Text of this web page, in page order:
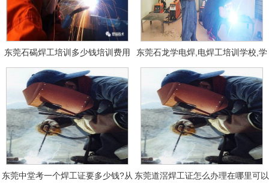
东莞石碣焊工培训多少钱培训费用
东莞石龙学电焊,电焊工培训学校,学
费多少钱?
东莞中堂考一个焊工证要多少钱?从 东莞道滘焊工证怎么办理在哪里可以